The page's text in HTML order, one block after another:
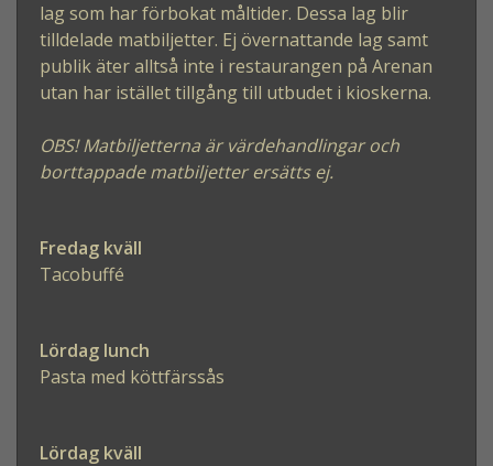
lag som har förbokat måltider. Dessa lag blir
tilldelade matbiljetter. Ej övernattande lag samt
publik äter alltså inte i restaurangen på Arenan
utan har istället tillgång till utbudet i kioskerna.
OBS! Matbiljetterna är värdehandlingar och
borttappade matbiljetter ersätts ej.
Fredag kväll
Tacobuffé
Lördag lunch
Pasta med köttfärssås
Lördag kväll